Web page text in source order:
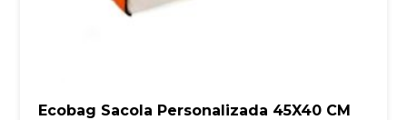
Ecobag Sacola Personalizada 45X40 CM